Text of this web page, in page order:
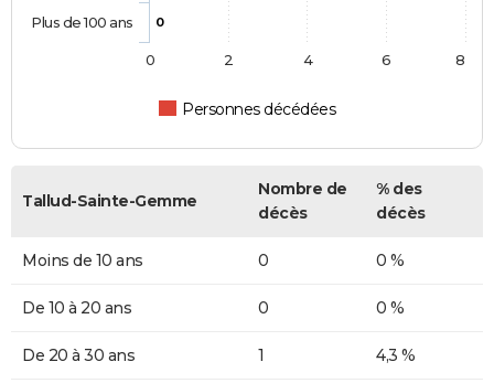
0
Personnes décédées
Plus de 100 ans
0 2 4 6 8
Tallud-Sainte-Gemme
Nombre de
décès
% des
décès
Moins de 10 ans 0 0 %
De 10 à 20 ans 0 0 %
De 20 à 30 ans 1 4,3 %